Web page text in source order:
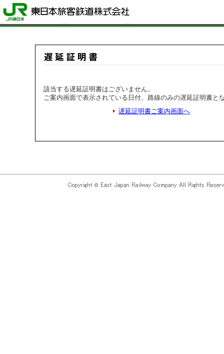
該当する遅延証明書はございません。
ご案内画面で表示されている日付、路線のみの遅延証明書と
遅延証明書ご案内画面へ